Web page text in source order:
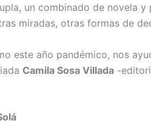
un combinado de novela
miradas, otras formas de
este año pandémico, nos
Camila Sosa Villada -